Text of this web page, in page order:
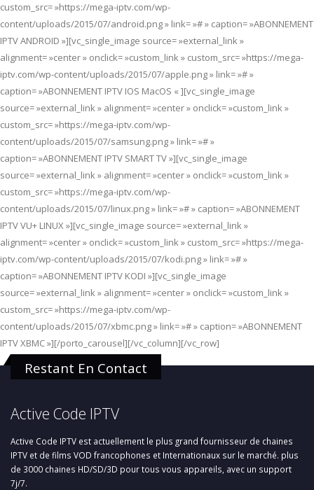
custom_src= »https://mega-iptv.com/wp-
content/uploads/2015/07/android.png » link= »# » caption= »ABONNEMENT
IPTV ANDROID »][vc_single_image source= »external_link »
alignment= »center » onclick= »custom_link » custom_src= »https://mega-
iptv.com/wp-content/uploads/2015/07/apple.png » link= »# »
caption= »ABONNEMENT IPTV IOS MacOS « ][vc_single_image
source= »external_link » alignment= »center » onclick= »custom_link »
custom_src= »https://mega-iptv.com/wp-
content/uploads/2015/07/samsung.png » link= »# »
caption= »ABONNEMENT IPTV SMART TV »][vc_single_image
source= »external_link » alignment= »center » onclick= »custom_link »
custom_src= »https://mega-iptv.com/wp-
content/uploads/2015/07/linux.png » link= »# » caption= »ABONNEMENT
IPTV VU+ LINUX »][vc_single_image source= »external_link »
alignment= »center » onclick= »custom_link » custom_src= »https://mega-
iptv.com/wp-content/uploads/2015/07/kodi.png » link= »# »
caption= »ABONNEMENT IPTV KODI »][vc_single_image
source= »external_link » alignment= »center » onclick= »custom_link »
custom_src= »https://mega-iptv.com/wp-
content/uploads/2015/07/xbmc.png » link= »# » caption= »ABONNEMENT
IPTV XBMC »][/porto_carousel][/vc_column][/vc_row]
Restant En Contact
Active Code IPTV
Active Code IPTV est actuellement le plus grand fournisseur de chaines
IPTV et de films VOD francophones et Internationaux sur le marché. plus
de 3000 chaines HD/SD/3D pour tous vous appareils, avec un support
7j/7.